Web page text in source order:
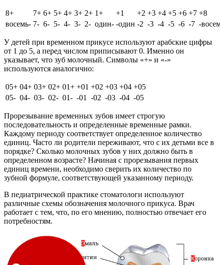
8+ 7+ 6+ 5+ 4+ 3+ 2+ 1+ +1 +2 +3 +4 +5 +6 +7 +8
восемь- 7- 6- 5- 4- 3- 2- один- -один -2 -3 -4 -5 -6 -7 -
У детей при временном прикусе используют арабские цифры
от 1 до 5, а перед числом приписывают 0. Именно он
указывает, что зуб молочный. Символы «+» и «-»
используются аналогично:
05+ 04+ 03+ 02+ 01+ +01 +02 +03 +04 +05
05- 04- 03- 02- 01- -01 -02 -03 -04 -05
Прорезывание временных зубов имеет строгую
последовательность и определенные временные рамки.
Каждому периоду соответствует определенное количество
единиц. Часто ли родители переживают, что с их детьми все в
порядке? Сколько молочных зубов у них должно быть в
определенном возрасте? Начиная с прорезывания первых
единиц времени, необходимо сверить их количество по
зубной формуле, соответствующей указанному периоду.
В педиатрической практике стоматологи используют
различные схемы обозначения молочного прикуса. Врач
работает с тем, что, по его мнению, полностью отвечает его
потребностям.